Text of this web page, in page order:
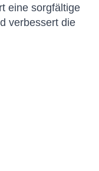
eine sorgfältige
verbessert die